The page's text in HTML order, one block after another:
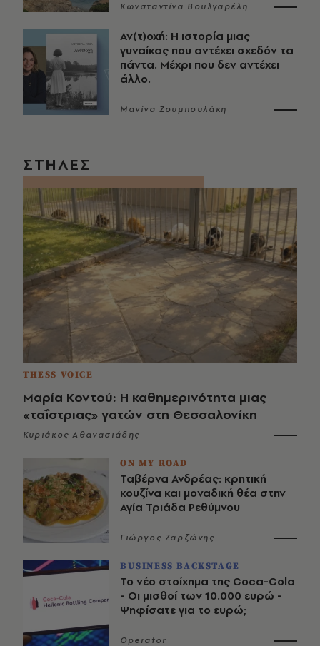
Κωνσταντίνα Βουλγαρέλη
Αν(τ)οχή: Η ιστορία μιας
γυναίκας που αντέχει σχεδόν τα
πάντα. Μέχρι που δεν αντέχει
άλλο.
Μανίνα Ζουμπουλάκη
ΣΤΗΛΕΣ
THESS VOICE
Μαρία Κοντού: Η καθημερινότητα μιας
«ταΐστριας» γατών στη Θεσσαλονίκη
Κυριάκος Αθανασιάδης
ON MY ROAD
Ταβέρνα Ανδρέας: κρητική
κουζίνα και μοναδική θέα στην
Αγία Τριάδα Ρεθύμνου
Γιώργος Ζαρζώνης
BUSINESS BACKSTAGE
Το νέο στοίχημα της Coca-Cola
- Οι μισθοί των 10.000 ευρώ -
Ψηφίσατε για το ευρώ;
Operator